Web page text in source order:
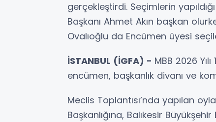
gerçekleştirdi. Seçimlerin
Başkanı Ahmet Akın başkan
Ovalıoğlu da Encümen üyesi
İSTANBUL (İGFA) - MBB 2026
encümen, başkanlık divanı ve
Meclis Toplantısı’nda yapılan
Başkanlığına, Balıkesir